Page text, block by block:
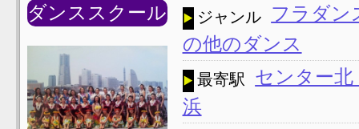
ダンススクール ジャンル
フラダ
の他のダンス
最寄駅
センター北
浜